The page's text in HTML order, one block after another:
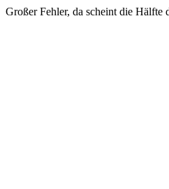
Großer Fehler, da scheint die Hälfte